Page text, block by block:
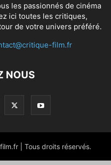
les passionnés de cinéma
ici toutes les critiques,
de votre univers préféré.
film.fr
NOUS
| Tous droits réservés.